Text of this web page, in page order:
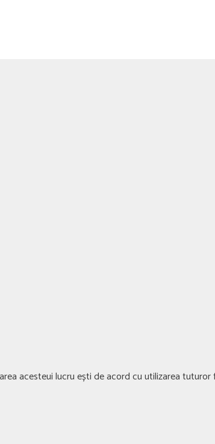
acesteui lucru ești de acord cu utilizarea tuturor